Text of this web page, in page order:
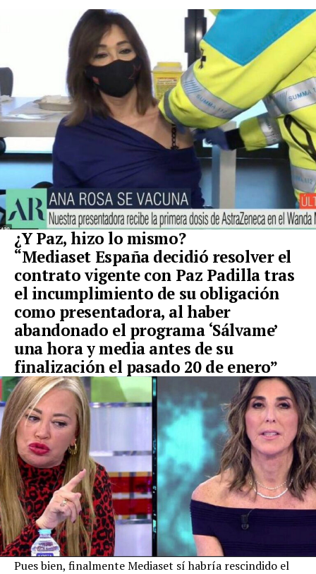
¿Y Paz, hizo lo mismo?
“Mediaset España decidió resolver el
contrato vigente con Paz Padilla tras
el incumplimiento de su obligación
como presentadora, al haber
abandonado el programa ‘Sálvame’
una hora y media antes de su
finalización el pasado 20 de enero”
Pues bien, finalmente Mediaset sí habría rescindido el